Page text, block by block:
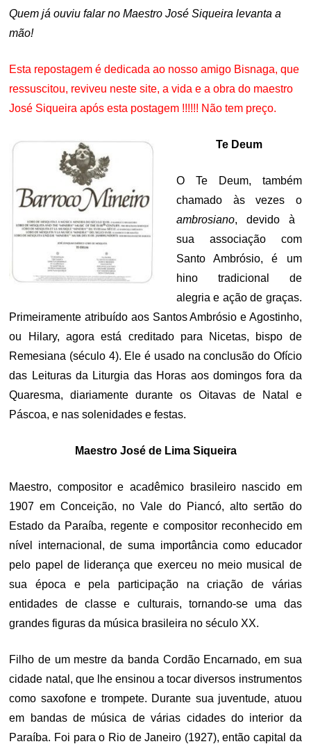
Quem já ouviu falar no Maestro José Siqueira levanta a
mão!
Esta repostagem é dedicada ao nosso amigo Bisnaga, que
ressuscitou, reviveu neste site, a vida e a obra do maestro
José Siqueira após esta postagem !!!!!! Não tem preço.
Te Deum
O Te Deum, também
chamado às vezes o
ambrosiano, devido à
sua associação com
Santo Ambrósio, é um
hino tradicional de
alegria e ação de graças.
Primeiramente atribuído aos Santos Ambrósio e Agostinho,
ou Hilary, agora está creditado para Nicetas, bispo de
Remesiana (século 4). Ele é usado na conclusão do Ofício
das Leituras da Liturgia das Horas aos domingos fora da
Quaresma, diariamente durante os Oitavas de Natal e
Páscoa, e nas solenidades e festas.
Maestro José de Lima Siqueira
Maestro, compositor e acadêmico brasileiro nascido em
1907 em Conceição, no Vale do Piancó, alto sertão do
Estado da Paraíba, regente e compositor reconhecido em
nível internacional, de suma importância como educador
pelo papel de liderança que exerceu no meio musical de
sua época e pela participação na criação de várias
entidades de classe e culturais, tornando-se uma das
grandes figuras da música brasileira no século XX.
Filho de um mestre da banda Cordão Encarnado, em sua
cidade natal, que lhe ensinou a tocar diversos instrumentos
como saxofone e trompete. Durante sua juventude, atuou
em bandas de música de várias cidades do interior da
Paraíba. Foi para o Rio de Janeiro (1927), então capital da